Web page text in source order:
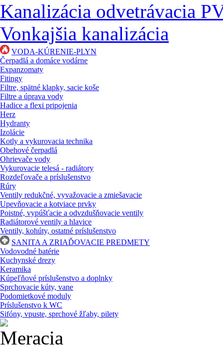
Kanalizácia odvetrávacia
Vonkajšia kanalizácia
VODA-KÚRENIE-PLYN
Čerpadlá a domáce vodárne
Expanzomaty
Fitingy
Filtre, spätné klapky, sacie koše
Filtre a úprava vody
Hadice a flexi pripojenia
Herz
Hydranty
Izolácie
Kotly a vykurovacia technika
Obehové čerpadlá
Ohrievače vody
Vykurovacie telesá - radiátory
Rozdeľovače a príslušenstvo
Rúry
Ventily redukčné, vyvažovacie a zmiešavacie
Upevňovacie a kotviace prvky
Poistné, vypúšťacie a odvzdušňovacie ventily
Radiátorové ventily a hlavice
Ventily, kohúty, ostatné príslušenstvo
SANITA A ZRIAĎOVACIE PREDMETY
Vodovodné batérie
Kuchynské drezy
Keramika
Kúpeľňové príslušenstvo a doplnky
Sprchovacie kúty, vane
Podomietkové moduly
Príslušenstvo k WC
Sifóny, vpuste, sprchové žľaby, pilety